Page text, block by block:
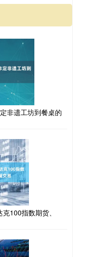
非遗工坊到餐桌的
100指数期货、